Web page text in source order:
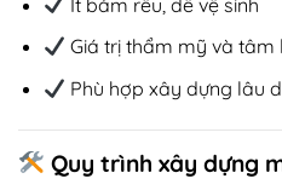
Giá trị thẩm mỹ và tâm
Phù hợp xây dựng lâu
Quy trình xây dựng